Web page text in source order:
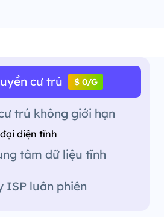
cư trú $ 0/G
trú không giới hạn
đại diện tĩnh
tâm dữ liệu tĩnh
ISP luân phiên